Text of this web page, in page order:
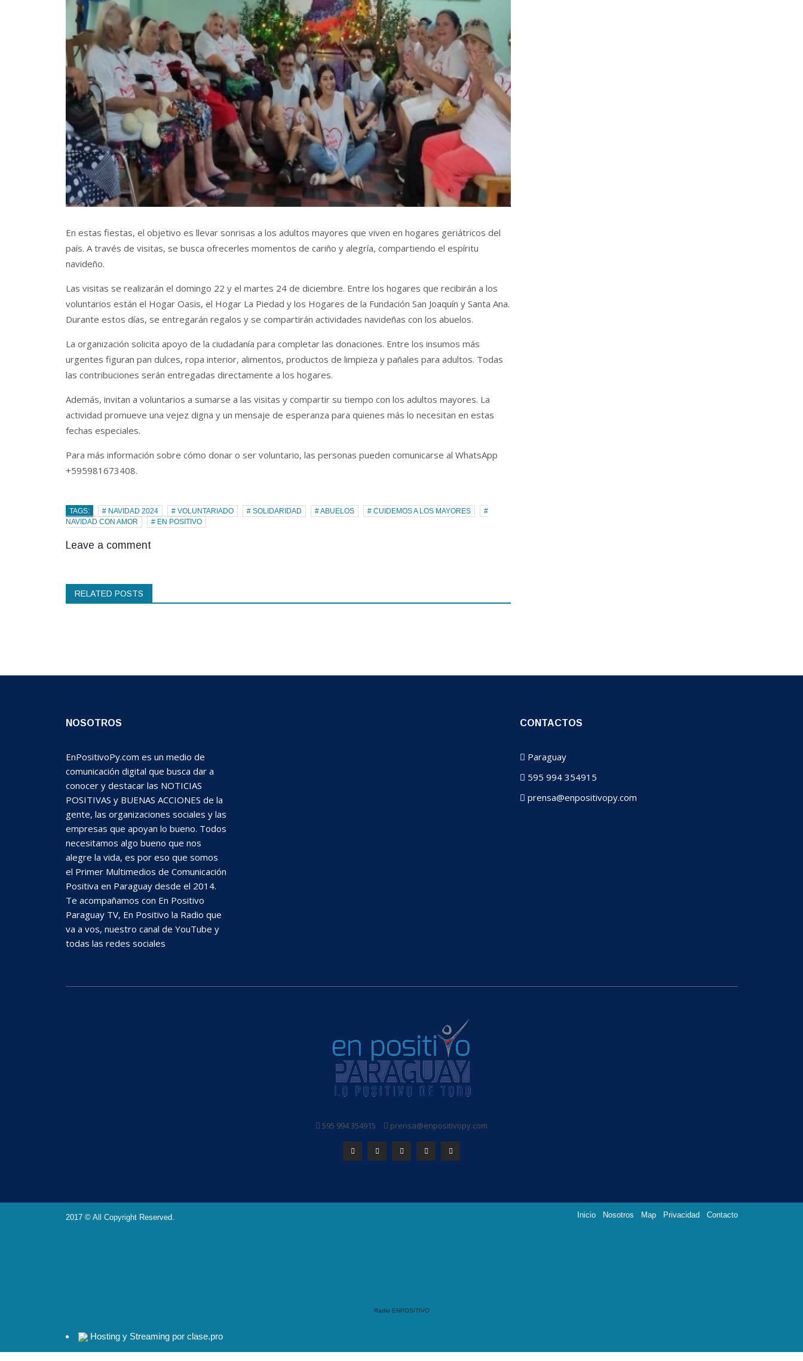
En estas fiestas, el objetivo es llevar sonrisas a los adultos mayores que viven en hogares geriátricos del
país. A través de visitas, se busca ofrecerles momentos de cariño y alegría, compartiendo el espíritu
navideño.
Las visitas se realizarán el domingo 22 y el martes 24 de diciembre. Entre los hogares que recibirán a los
voluntarios están el Hogar Oasis, el Hogar La Piedad y los Hogares de la Fundación San Joaquín y Santa Ana.
Durante estos días, se entregarán regalos y se compartirán actividades navideñas con los abuelos.
La organización solicita apoyo de la ciudadanía para completar las donaciones. Entre los insumos más
urgentes figuran pan dulces, ropa interior, alimentos, productos de limpieza y pañales para adultos. Todas
las contribuciones serán entregadas directamente a los hogares.
Además, invitan a voluntarios a sumarse a las visitas y compartir su tiempo con los adultos mayores. La
actividad promueve una vejez digna y un mensaje de esperanza para quienes más lo necesitan en estas
fechas especiales.
Para más información sobre cómo donar o ser voluntario, las personas pueden comunicarse al WhatsApp
+595981673408.
TAGS: # NAVIDAD 2024 # VOLUNTARIADO # SOLIDARIDAD # ABUELOS # CUIDEMOS A LOS MAYORES
#
NAVIDAD CON AMOR
# EN POSITIVO
Leave a comment
RELATED POSTS
NOSOTROS
EnPositivoPy.com es un medio de
comunicación digital que busca dar a
conocer y destacar las NOTICIAS
POSITIVAS y BUENAS ACCIONES de la
gente, las organizaciones sociales y las
empresas que apoyan lo bueno. Todos
necesitamos algo bueno que nos
alegre la vida, es por eso que somos
el Primer Multimedios de Comunicación
Positiva en Paraguay desde el 2014.
Te acompañamos con En Positivo
Paraguay TV, En Positivo la Radio que
va a vos, nuestro canal de YouTube y
todas las redes sociales
CONTACTOS
Paraguay
595 994 354915
prensa@enpositivopy.com
595 994 354915 prensa@enpositivopy.com
2017 © All Copyright Reserved. Inicio Nosotros Map Privacidad Contacto
Radio ENPOSITIVO
Hosting y Streaming por clase.pro